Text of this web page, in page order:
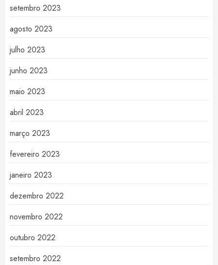
setembro 2023
agosto 2023
julho 2023
junho 2023
maio 2023
abril 2023
março 2023
fevereiro 2023
janeiro 2023
dezembro 2022
novembro 2022
outubro 2022
setembro 2022